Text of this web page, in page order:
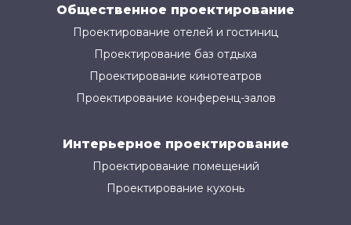
Общественное проектирование
Проектирование отелей и гостиниц
Проектирование баз отдыха
Проектирование кинотеатров
Проектирование конференц-залов
Интерьерное проектирование
Проектирование помещений
Проектирование кухонь